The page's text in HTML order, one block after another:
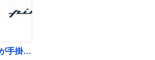
ピニンファリーナが手掛ける次期空港特急が発表、ファンは「激アツ」や「期待しかない」